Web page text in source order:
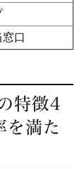
口
特徴4
を満た